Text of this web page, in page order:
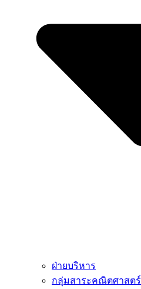
ฝ่ายบริหาร
กลุ่มสาระคณิตศาสตร์